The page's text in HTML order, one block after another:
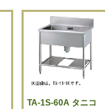
TA-1S-60A タニコ